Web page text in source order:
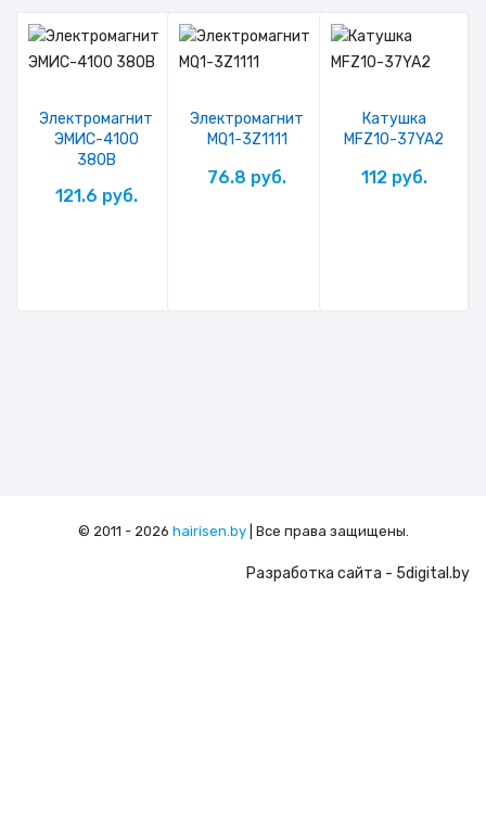
Электромагнит
ЭМИС-4100
380В
121.6 руб.
Электромагнит
MQ1-3Z1111
76.8 руб.
Катушка
MFZ10-37YA2
112 руб.
© 2011 - 2026 hairisen.by| Все права защищены.
Разработка сайта - 5digital.by